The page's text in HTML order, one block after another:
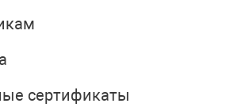
сертификаты